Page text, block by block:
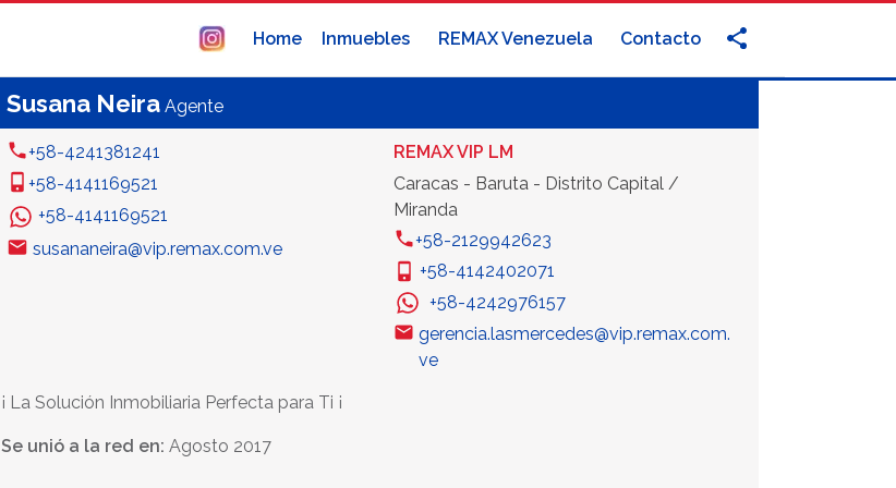
Home Inmuebles REMAX Venezuela Contacto
Susana Neira Agente
+58-4241381241
+58-4141169521
+58-4141169521
susananeira@vip.remax.com.ve
REMAX VIP LM
Caracas - Baruta - Distrito Capital /
Miranda
+58-2129942623
+58-4142402071
+58-4242976157
gerencia.lasmercedes@vip.remax.com.
ve
¡ La Solución Inmobiliaria Perfecta para Ti ¡
Se unió a la red en: Agosto 2017